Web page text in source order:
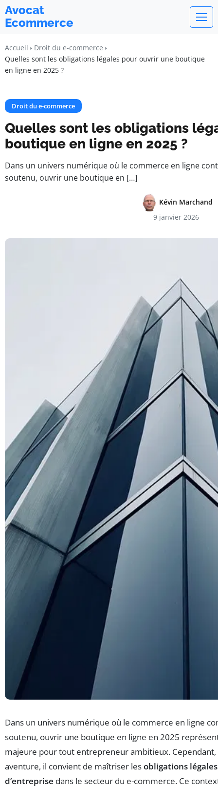
Avocat
Ecommerce
Accueil
Droit du e-commerce
Quelles sont les obligations légales pour ouvrir une boutique
en ligne en 2025 ?
Droit du e-commerce
Quelles sont les obligations
boutique en ligne en 2025 ?
Dans un univers numérique où le commerce en ligne
soutenu, ouvrir une boutique en […]
Kévin Marchand
9 janvier 2026
Dans un univers numérique où le commerce en ligne
soutenu, ouvrir une boutique en ligne en 2025
majeure pour tout entrepreneur ambitieux. Cependant,
aventure, il convient de maîtriser lesobligations légales
d’entreprise dans le secteur du e-commerce. Ce